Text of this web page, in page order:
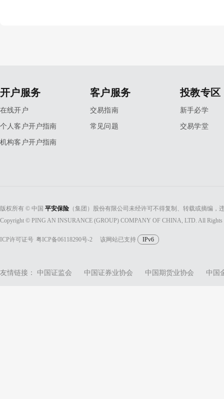
开户服务
在线开户
个人客户开户指南
机构客户开户指南
客户服务
交易指南
常见问题
投教专区
新手必学
交易学堂
版权所有 © 中国 平安保险 （集团）股份有限公司未经许可不得复制、转载或摘编，
Copyright © PING AN INSURANCE (GROUP) COMPANY OF CHINA, LTD. All Rights
ICP许可证号 粤ICP备06118290号-2 该网站已支持 IPv6
友情链接： 中国证监会 中国证券业协会 中国期货业协会 中国